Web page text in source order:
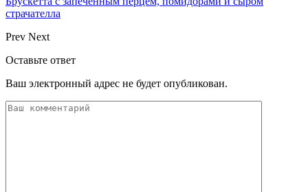
страчателла
Prev Next
Оставьте ответ
Ваш электронный адрес не будет опубликован.